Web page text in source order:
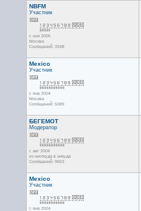
NBFM
Участник
с ноя 2005
Москва
Сообщений: 3348
Mexico
Участник
с янв 2004
Москва
Сообщений: 5089
БЕГЕМОТ
Модератор
с авг 2004
из ниоткуда в никуда
Сообщений: 9653
Mexico
Участник
с янв 2004